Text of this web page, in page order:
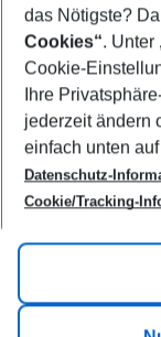
Footer
Footer
Title A
Link A
das Nötigste?
Cookies“. Unter
Cookie-
Ihre
jederzeit ändern
einfach unten auf
Datenschutz-
Cookie/Tracking-